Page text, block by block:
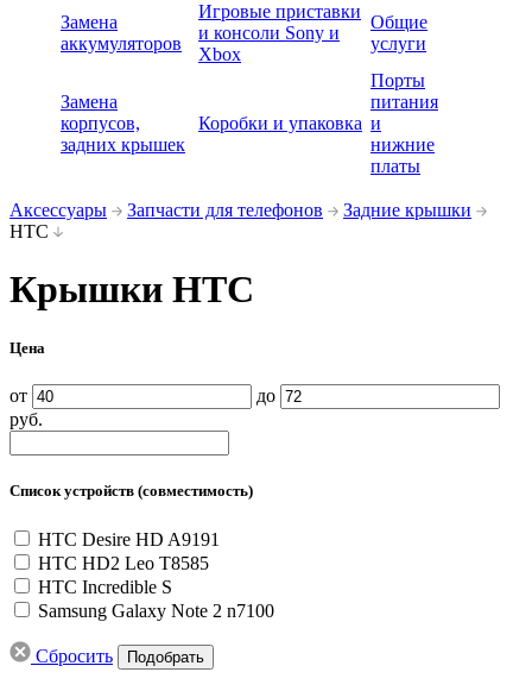
Замена
аккумуляторов
Игровые приставки
и консоли Sony и
Xbox
Общие
услуги
Замена
корпусов,
задних крышек
Коробки и упаковка
Порты
питания
и
нижние
платы
Аксессуары Запчасти для телефонов
Задние крышки
HTC
Крышки HTC
Цена
от
до
руб.
Список устройств (совместимость)
HTC Desire HD A9191
HTC HD2 Leo T8585
HTC Incredible S
Samsung Galaxy Note 2 n7100
Сбросить